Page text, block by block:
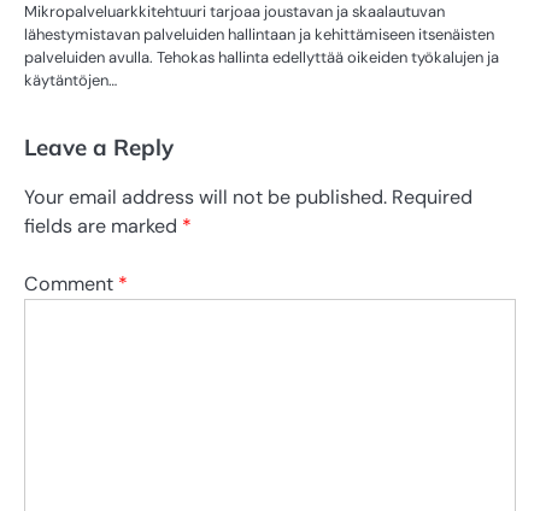
Mikropalveluarkkitehtuuri tarjoaa joustavan ja skaalautuvan
lähestymistavan palveluiden hallintaan ja kehittämiseen itsenäisten
palveluiden avulla. Tehokas hallinta edellyttää oikeiden työkalujen ja
käytäntöjen…
Leave a Reply
Your email address will not be published. Required
fields are marked *
Comment *